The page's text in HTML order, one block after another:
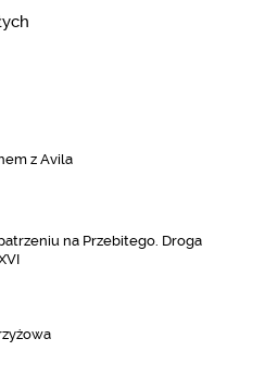
z Avila
na Przebitego. Droga